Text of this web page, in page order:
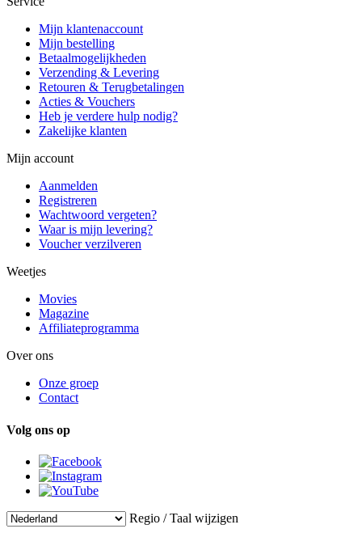
Mijn klantenaccount
Mijn bestelling
Betaalmogelijkheden
Verzending & Levering
Retouren & Terugbetalingen
Acties & Vouchers
Heb je verdere hulp nodig?
Zakelijke klanten
Mijn account
Aanmelden
Registreren
Wachtwoord vergeten?
Waar is mijn levering?
Voucher verzilveren
Weetjes
Movies
Magazine
Affiliateprogramma
Over ons
Onze groep
Contact
Volg ons op
Regio / Taal wijzigen